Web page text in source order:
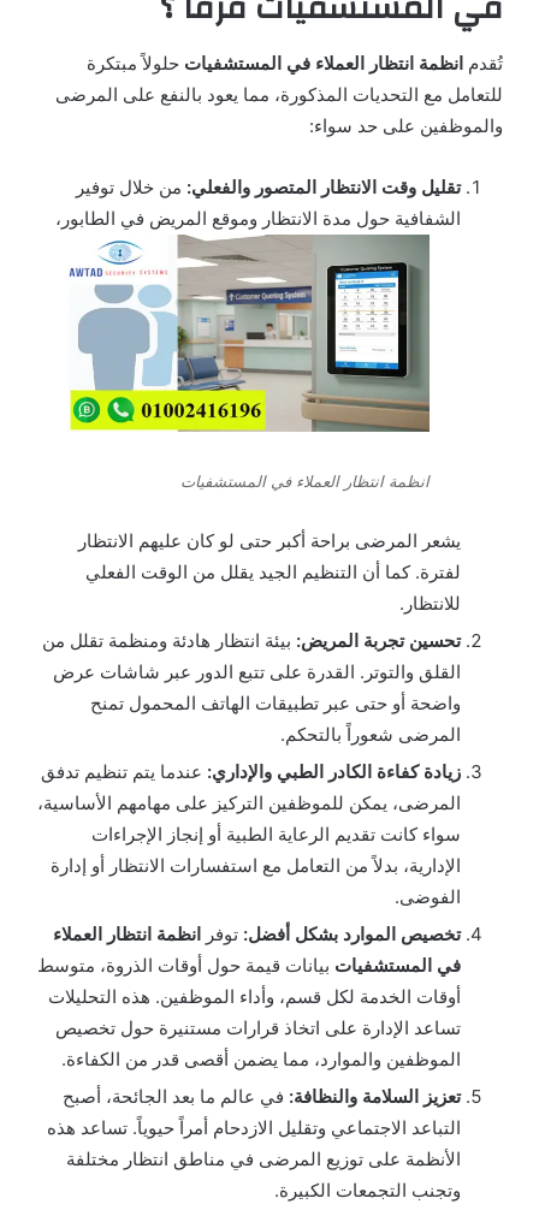
تُقدم انظمة انتظار العملاء في المستشفيات حلولاً مبتكرة
للتعامل مع التحديات المذكورة، مما يعود بالنفع على المرضى
والموظفين على حد سواء:
تقليل وقت الانتظار المتصور والفعلي: من خلال توفير
الشفافية حول مدة الانتظار وموقع المريض في الطابور،
انظمة انتظار العملاء في المستشفيات
يشعر المرضى براحة أكبر حتى لو كان عليهم الانتظار
لفترة. كما أن التنظيم الجيد يقلل من الوقت الفعلي
للانتظار.
تحسين تجربة المريض: بيئة انتظار هادئة ومنظمة تقلل من
القلق والتوتر. القدرة على تتبع الدور عبر شاشات عرض
واضحة أو حتى عبر تطبيقات الهاتف المحمول تمنح
المرضى شعوراً بالتحكم.
زيادة كفاءة الكادر الطبي والإداري: عندما يتم تنظيم تدفق
المرضى، يمكن للموظفين التركيز على مهامهم الأساسية،
سواء كانت تقديم الرعاية الطبية أو إنجاز الإجراءات
الإدارية، بدلاً من التعامل مع استفسارات الانتظار أو إدارة
الفوضى.
تخصيص الموارد بشكل أفضل: توفر انظمة انتظار العملاء
في المستشفيات بيانات قيمة حول أوقات الذروة، متوسط
أوقات الخدمة لكل قسم، وأداء الموظفين. هذه التحليلات
تساعد الإدارة على اتخاذ قرارات مستنيرة حول تخصيص
الموظفين والموارد، مما يضمن أقصى قدر من الكفاءة.
تعزيز السلامة والنظافة: في عالم ما بعد الجائحة، أصبح
التباعد الاجتماعي وتقليل الازدحام أمراً حيوياً. تساعد هذه
الأنظمة على توزيع المرضى في مناطق انتظار مختلفة
وتجنب التجمعات الكبيرة.